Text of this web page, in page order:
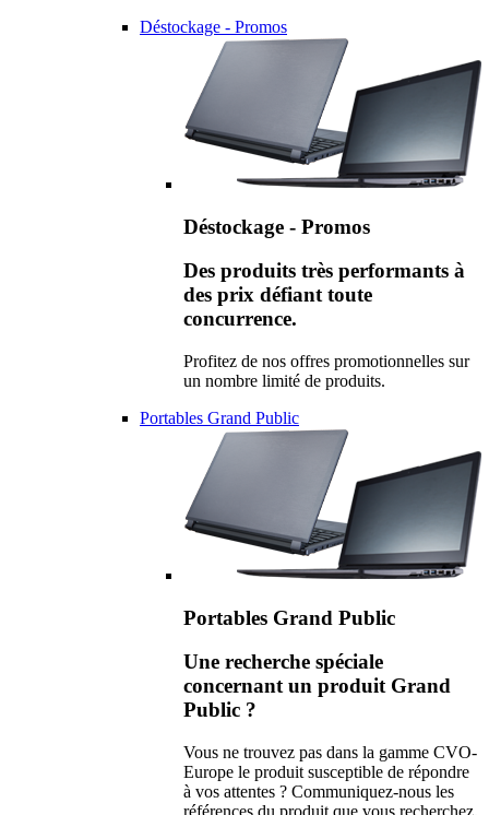
Déstockage - Promos
Déstockage - Promos
Des produits très performants à
des prix défiant toute
concurrence.
Profitez de nos offres promotionnelles sur
un nombre limité de produits.
Portables Grand Public
Portables Grand Public
Une recherche spéciale
concernant un produit Grand
Public ?
Vous ne trouvez pas dans la gamme CVO-
Europe le produit susceptible de répondre
à vos attentes ? Communiquez-nous les